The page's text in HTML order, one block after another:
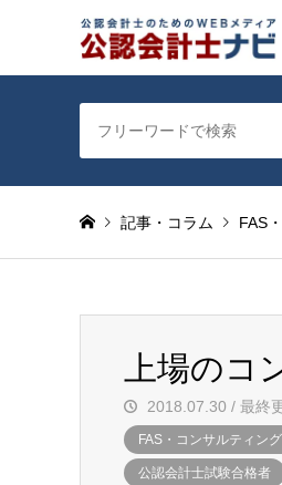
記事・コラム FAS
上場のコ
2018.07.30 / 最終
FAS・コンサルティン
公認会計士試験合格者